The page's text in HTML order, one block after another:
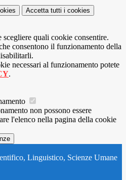
Accetta tutti i cookies
scegliere quali cookie consentire.
consentono il funzionamento della
necessari al funzionamento potete
.
non possono essere
l'elenco nella pagina della cookie
Linguistico, Scienze Umane